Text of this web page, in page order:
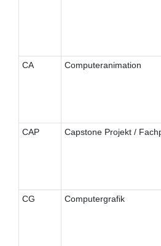
CA Computeranimation
CAP Capstone Projekt /
CG Computergrafik